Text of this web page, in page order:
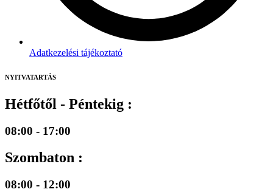
Adatkezelési tájékoztató
NYITVATARTÁS
Hétfőtől - Péntekig :
08:00 - 17:00
Szombaton :
08:00 - 12:00